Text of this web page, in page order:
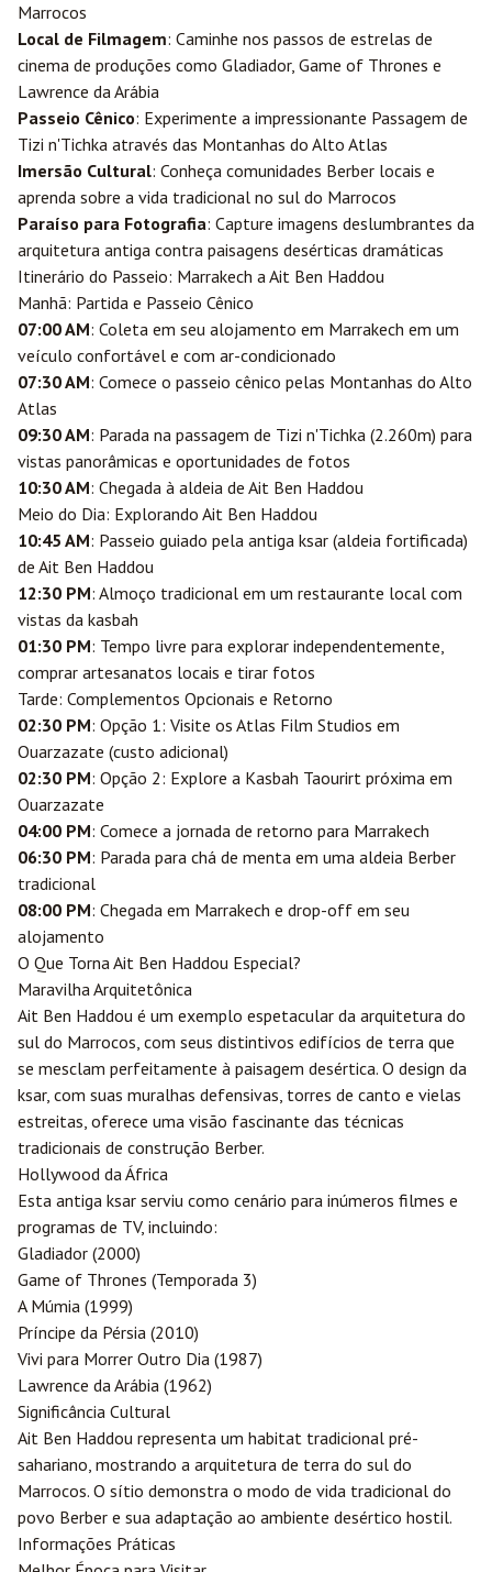
Marrocos
Local de Filmagem: Caminhe nos passos de estrelas de
cinema de produções como Gladiador, Game of Thrones e
Lawrence da Arábia
Passeio Cênico: Experimente a impressionante Passagem de
Tizi n'Tichka através das Montanhas do Alto Atlas
Imersão Cultural: Conheça comunidades Berber locais e
aprenda sobre a vida tradicional no sul do Marrocos
Paraíso para Fotografia: Capture imagens deslumbrantes da
arquitetura antiga contra paisagens desérticas dramáticas
Itinerário do Passeio: Marrakech a Ait Ben Haddou
Manhã: Partida e Passeio Cênico
07:00 AM: Coleta em seu alojamento em Marrakech em um
veículo confortável e com ar-condicionado
07:30 AM: Comece o passeio cênico pelas Montanhas do Alto
Atlas
09:30 AM: Parada na passagem de Tizi n'Tichka (2.260m) para
vistas panorâmicas e oportunidades de fotos
10:30 AM: Chegada à aldeia de Ait Ben Haddou
Meio do Dia: Explorando Ait Ben Haddou
10:45 AM: Passeio guiado pela antiga ksar (aldeia fortificada)
de Ait Ben Haddou
12:30 PM: Almoço tradicional em um restaurante local com
vistas da kasbah
01:30 PM: Tempo livre para explorar independentemente,
comprar artesanatos locais e tirar fotos
Tarde: Complementos Opcionais e Retorno
02:30 PM: Opção 1: Visite os Atlas Film Studios em
Ouarzazate (custo adicional)
02:30 PM: Opção 2: Explore a Kasbah Taourirt próxima em
Ouarzazate
04:00 PM: Comece a jornada de retorno para Marrakech
06:30 PM: Parada para chá de menta em uma aldeia Berber
tradicional
08:00 PM: Chegada em Marrakech e drop-off em seu
alojamento
O Que Torna Ait Ben Haddou Especial?
Maravilha Arquitetônica
Ait Ben Haddou é um exemplo espetacular da arquitetura do
sul do Marrocos, com seus distintivos edifícios de terra que
se mesclam perfeitamente à paisagem desértica. O design da
ksar, com suas muralhas defensivas, torres de canto e vielas
estreitas, oferece uma visão fascinante das técnicas
tradicionais de construção Berber.
Hollywood da África
Esta antiga ksar serviu como cenário para inúmeros filmes e
programas de TV, incluindo:
Gladiador (2000)
Game of Thrones (Temporada 3)
A Múmia (1999)
Príncipe da Pérsia (2010)
Vivi para Morrer Outro Dia (1987)
Lawrence da Arábia (1962)
Significância Cultural
Ait Ben Haddou representa um habitat tradicional pré-
sahariano, mostrando a arquitetura de terra do sul do
Marrocos. O sítio demonstra o modo de vida tradicional do
povo Berber e sua adaptação ao ambiente desértico hostil.
Informações Práticas